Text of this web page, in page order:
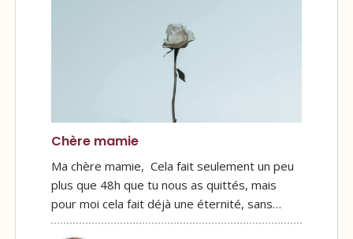
Chère mamie
Ma chère mamie, Cela fait seulement un peu
plus que 48h que tu nous as quittés, mais
pour moi cela fait déjà une éternité, sans…